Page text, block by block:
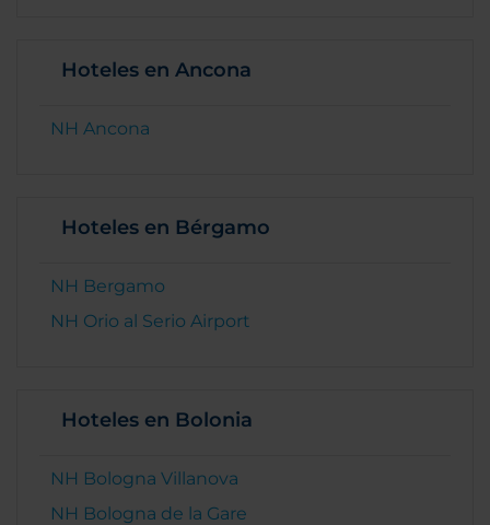
Hoteles en Ancona
NH Ancona
Hoteles en Bérgamo
NH Bergamo
NH Orio al Serio Airport
Hoteles en Bolonia
NH Bologna Villanova
NH Bologna de la Gare